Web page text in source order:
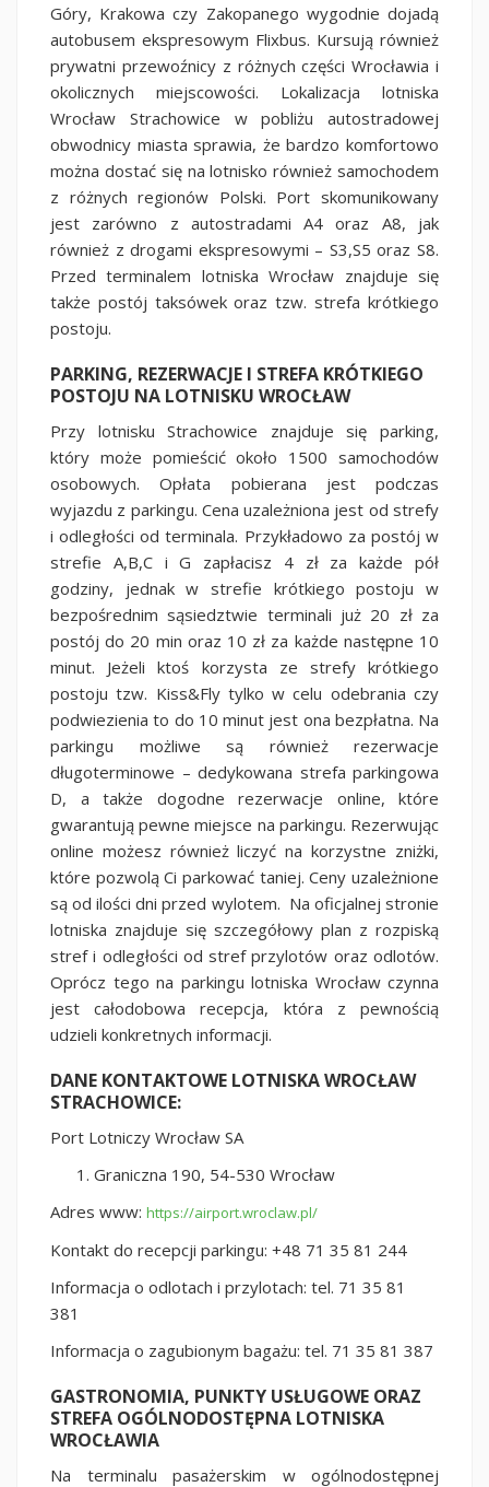
Góry, Krakowa czy Zakopanego wygodnie dojadą
autobusem ekspresowym Flixbus. Kursują również
prywatni przewoźnicy z różnych części Wrocławia i
okolicznych miejscowości. Lokalizacja lotniska
Wrocław Strachowice w pobliżu autostradowej
obwodnicy miasta sprawia, że bardzo komfortowo
można dostać się na lotnisko również samochodem
z różnych regionów Polski. Port skomunikowany
jest zarówno z autostradami A4 oraz A8, jak
również z drogami ekspresowymi – S3,S5 oraz S8.
Przed terminalem lotniska Wrocław znajduje się
także postój taksówek oraz tzw. strefa krótkiego
postoju.
PARKING, REZERWACJE I STREFA KRÓTKIEGO
POSTOJU NA LOTNISKU WROCŁAW
Przy lotnisku Strachowice znajduje się parking,
który może pomieścić około 1500 samochodów
osobowych. Opłata pobierana jest podczas
wyjazdu z parkingu. Cena uzależniona jest od strefy
i odległości od terminala. Przykładowo za postój w
strefie A,B,C i G zapłacisz 4 zł za każde pół
godziny, jednak w strefie krótkiego postoju w
bezpośrednim sąsiedztwie terminali już 20 zł za
postój do 20 min oraz 10 zł za każde następne 10
minut. Jeżeli ktoś korzysta ze strefy krótkiego
postoju tzw. Kiss&Fly tylko w celu odebrania czy
podwiezienia to do 10 minut jest ona bezpłatna. Na
parkingu możliwe są również rezerwacje
długoterminowe – dedykowana strefa parkingowa
D, a także dogodne rezerwacje online, które
gwarantują pewne miejsce na parkingu. Rezerwując
online możesz również liczyć na korzystne zniżki,
które pozwolą Ci parkować taniej. Ceny uzależnione
są od ilości dni przed wylotem. Na oficjalnej stronie
lotniska znajduje się szczegółowy plan z rozpiską
stref i odległości od stref przylotów oraz odlotów.
Oprócz tego na parkingu lotniska Wrocław czynna
jest całodobowa recepcja, która z pewnością
udzieli konkretnych informacji.
DANE KONTAKTOWE LOTNISKA WROCŁAW
STRACHOWICE:
Port Lotniczy Wrocław SA
Graniczna 190, 54-530 Wrocław
Adres www: https://airport.wroclaw.pl/
Kontakt do recepcji parkingu: +48 71 35 81 244
Informacja o odlotach i przylotach: tel. 71 35 81
381
Informacja o zagubionym bagażu: tel. 71 35 81 387
GASTRONOMIA, PUNKTY USŁUGOWE ORAZ
STREFA OGÓLNODOSTĘPNA LOTNISKA
WROCŁAWIA
Na terminalu pasażerskim w ogólnodostępnej